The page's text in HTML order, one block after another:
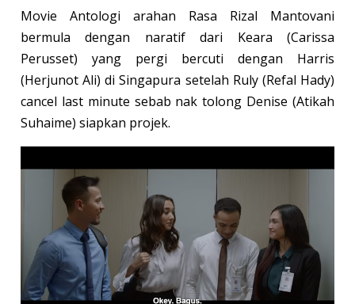
Movie Antologi arahan Rasa Rizal Mantovani
bermula dengan naratif dari Keara (Carissa
Perusset) yang pergi bercuti dengan Harris
(Herjunot Ali) di Singapura setelah Ruly (Refal Hady)
cancel last minute sebab nak tolong Denise (Atikah
Suhaime) siapkan projek.